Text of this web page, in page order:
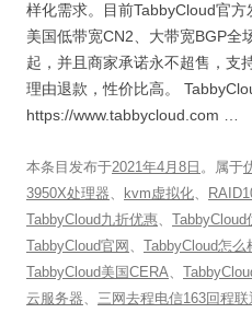
样化需求。目前TabbyCloud官
美国低带宽CN2、大带宽BGP全
起，并且商家承诺永不超售，支
理由退款，性价比高。
https://www.tabbycloud.com …
本条目发布于2021年4月8日 。属于
3950X处理器、 kvm虚拟化、
TabbyCloud九折优惠、 TabbyCloud
TabbyCloud官网 、 TabbyCloud怎么
TabbyCloud美国CERA、
云服务器、 三网去程电信163回程联